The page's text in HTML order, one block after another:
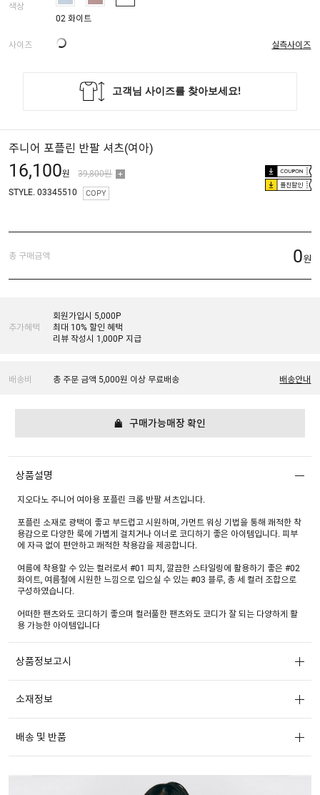
색상
02 화이트
사이즈 실측사이즈
주니어 포플린 반팔 셔츠(여아)
16,100원 39,800원
플친할인
STYLE. 03345510 COPY
총 구매금액 0원
추가혜택
회원가입시 5,000P
최대 10% 할인 혜택
리뷰 작성시 1,000P 지급
배송비 총 주문 금액 5,000원 이상 무료배송 배송안내
구매가능매장 확인
상품설명
지오다노 주니어 여아용 포플린 크롭 반팔 셔츠입니다.
포플린 소재로 광택이 좋고 부드럽고 시원하며, 가먼트 워싱 기법을 통해 쾌적한 착
용감으로 다양한 룩에 가볍게 걸치거나 이너로 코디하기 좋은 아이템입니다. 피부
에 자극 없이 편안하고 쾌적한 착용감을 제공합니다.
여름에 착용할 수 있는 컬러로서 #01 피치, 깔끔한 스타일링에 활용하기 좋은 #02
화이트, 여름철에 시원한 느낌으로 입으실 수 있는 #03 블루, 총 세 컬러 조합으로
구성하였습니다.
어떠한 팬츠와도 코디하기 좋으며 컬러풀한 팬츠와도 코디가 잘 되는 다양하게 활
용 가능한 아이템입니다
상품정보고시
소재정보
배송 및 반품